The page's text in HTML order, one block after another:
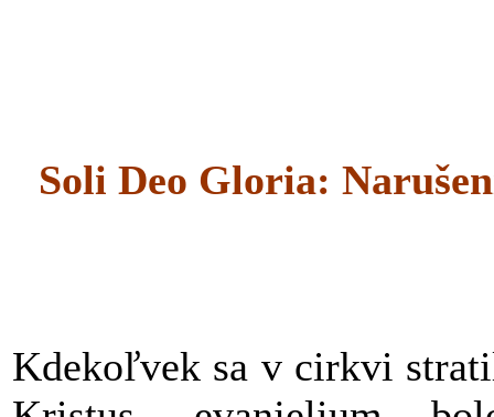
Soli Deo Gloria:
Kdekoľvek sa v cirkvi